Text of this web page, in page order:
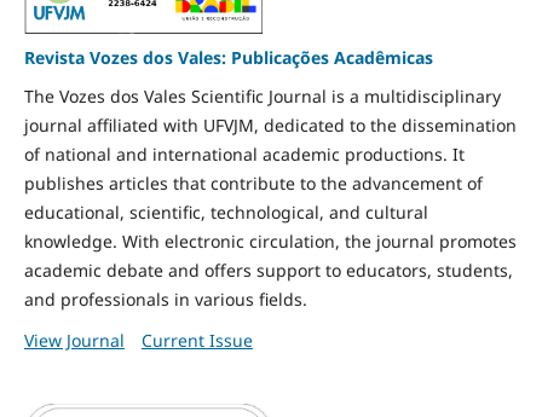
Revista Vozes dos Vales: Publicações Acadêmicas
The Vozes dos Vales Scientific Journal is a multidisciplinary
journal affiliated with UFVJM, dedicated to the dissemination
of national and international academic productions. It
publishes articles that contribute to the advancement of
educational, scientific, technological, and cultural
knowledge. With electronic circulation, the journal promotes
academic debate and offers support to educators, students,
and professionals in various fields.
View Journal
Current Issue